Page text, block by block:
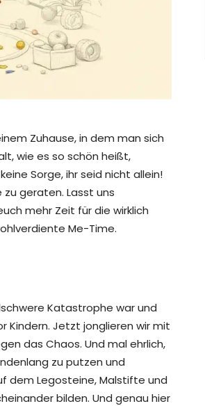
Zuhause, in dem man sich
wie es so schön heißt,
Sorge, ihr seid nicht allein!
geraten. Lasst uns
mehr Zeit für die wirklich
Me-Time.
Katastrophe war und
Kindern. Jetzt jonglieren wir mit
das Chaos. Und mal ehrlich,
zu putzen und
dem Legosteine, Malstifte und
bilden. Und genau hier